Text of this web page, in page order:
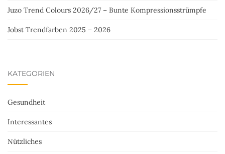
Juzo Trend Colours 2026/27 – Bunte Kompressionsstrümpfe
Jobst Trendfarben 2025 – 2026
KATEGORIEN
Gesundheit
Interessantes
Nützliches